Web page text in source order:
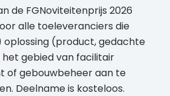
de FGNoviteitenprijs 2026
alle toeleveranciers die
oplossing (product, gedachte
gebied van facilitair
of gebouwbeheer aan te
Deelname is kosteloos.